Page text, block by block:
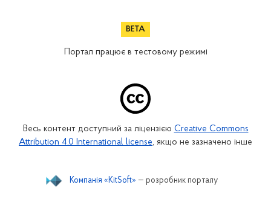
Портал працює в тестовому режимі
Весь контент доступний за ліцензією Creative Commons
Attribution 4.0 International license, якщо не зазначено інше
Компанія «KitSoft» — розробник порталу